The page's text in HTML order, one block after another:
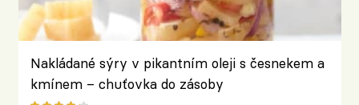
Nakládané sýry v pikantním oleji s česnekem a
kmínem – chuťovka do zásoby